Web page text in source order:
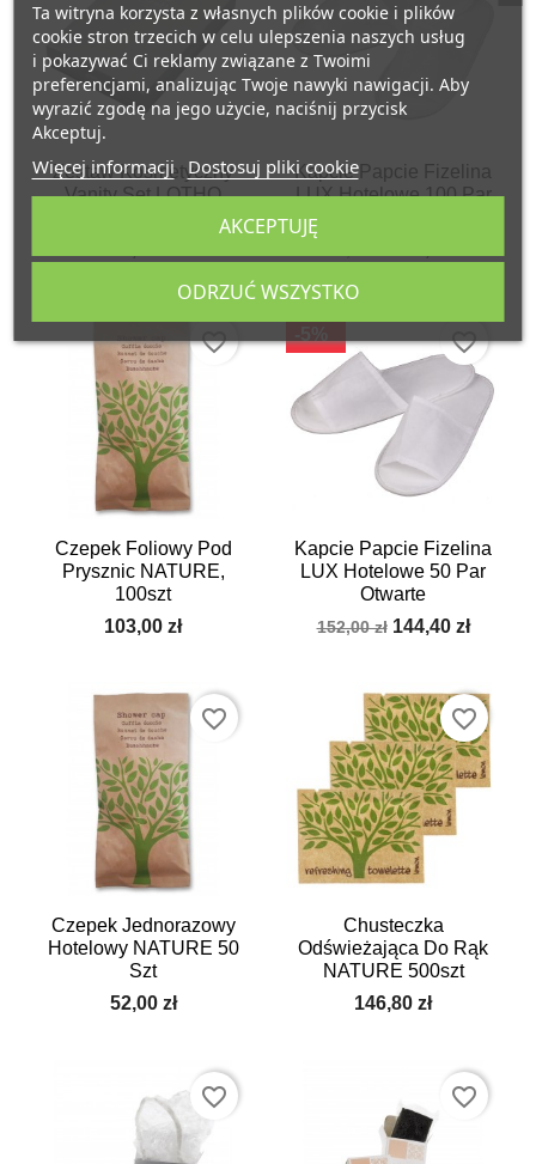
Ta witryna korzysta z własnych plików cookie i plików
cookie stron trzecich w celu ulepszenia naszych usług
i pokazywać Ci reklamy związane z Twoimi
preferencjami, analizując Twoje nawyki nawigacji. Aby
wyrazić zgodę na jego użycie, naciśnij przycisk
Akceptuj.
Więcej informacji Dostosuj pliki cookie
ODRZUĆ WSZYSTKO
AKCEPTUJĘ
Zestaw Kosmetyczny
Vanity Set LOTHO
Kapcie Papcie Fizelina
LUX Hotelowe 100 Par
Czepek Foliowy Pod
Prysznic NATURE,
100szt
103,00 zł
favorite_border
Kapcie Papcie Fizelina
LUX Hotelowe 50 Par
Otwarte
152,00 zł 144,40 zł
favorite_border
Czepek Jednorazowy
Hotelowy NATURE 50
Szt
52,00 zł
favorite_border
Chusteczka
Odświeżająca Do Rąk
NATURE 500szt
146,80 zł
favorite_border
favorite_border favorite_border